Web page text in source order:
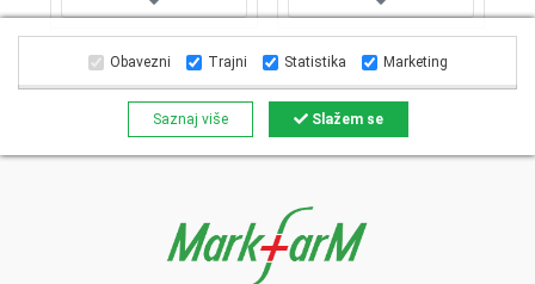
Obavezni Trajni Statistika Marketing
Saznaj više Slažem se